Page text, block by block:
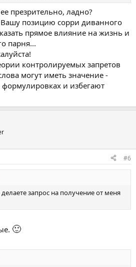
презрительно, ладно?
позицию сорри диванного
прямое влияние на жизнь и
парня...
контролируемых запретов
могут иметь значение -
и избегают
#6
запрос на получение от меня
🙂